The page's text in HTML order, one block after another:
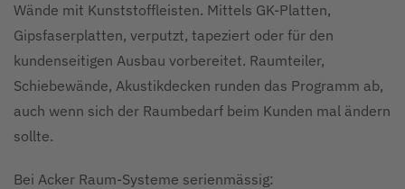
Wände mit Kunststoffleisten. Mittels GK-Platten,
Gipsfaserplatten, verputzt, tapeziert oder für den
kundenseitigen Ausbau vorbereitet. Raumteiler,
Schiebewände, Akustikdecken runden das Programm ab,
auch wenn sich der Raumbedarf beim Kunden mal ändern
sollte.
Bei Acker Raum-Systeme serienmässig: